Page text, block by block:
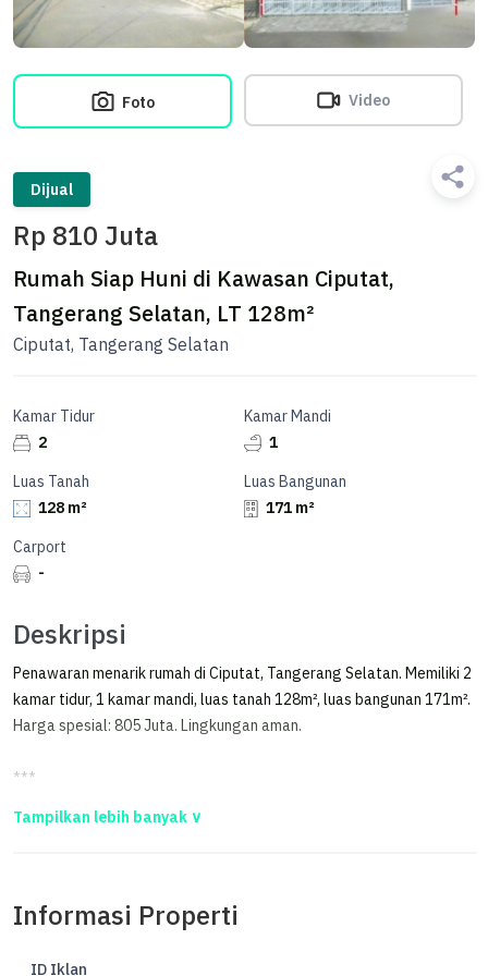
Foto Video
Dijual
Rp 810 Juta
Rumah Siap Huni di Kawasan Ciputat,
Tangerang Selatan, LT 128m²
Ciputat, Tangerang Selatan
Kamar Tidur
2
Kamar Mandi
1
Luas Tanah
128 m²
Luas Bangunan
171 m²
Carport
-
Deskripsi
Penawaran menarik rumah di Ciputat, Tangerang Selatan. Memiliki 2
kamar tidur, 1 kamar mandi, luas tanah 128m², luas bangunan 171m².
Harga spesial: 805 Juta. Lingkungan aman.
***
Rumah ini menawarkan kelengkapan fasilitas serta memiliki nilai
tepat yang siap untuk segera Anda miliki, utamanya bagi Anda yang
Informasi Properti
ID Iklan